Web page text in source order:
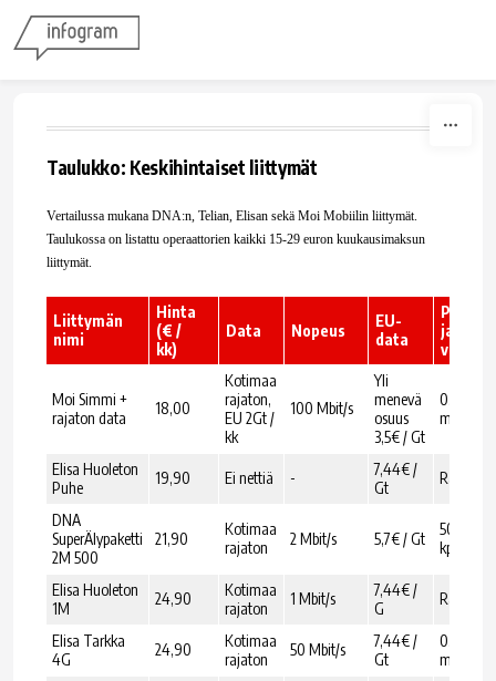
Taulukko: Keskihintaiset liittymät
Vertailussa mukana DNA:n, Telian, Elisan sekä Moi Mobiilin liittymät.
Taulukossa on listattu operaattorien kaikki 15-29 euron kuukausimaksun
liittymät.
Liittymän
nimi
Hinta
(€ /
kk)
Data Nopeus
EU-
data
Puhelut
ja
viestit
Moi Simmi +
rajaton data
18,00
Kotimaa
rajaton,
EU 2Gt /
kk
100 Mbit/s
Yli
menevä
osuus
3,5€ / Gt
0,055€ /
min ja kpl
Elisa Huoleton
Puhe
19,90 Ei nettiä -
7,44€ /
Gt
Rajaton
DNA
SuperÄlypaketti
2M 500
21,90
Kotimaa
rajaton
2 Mbit/s 5,7€ / Gt
500 min
kpl / kk
Elisa Huoleton
1M
24,90
Kotimaa
rajaton
1 Mbit/s
7,44€ /
G
Rajaton
Elisa Tarkka
4G
24,90
Kotimaa
rajaton
50 Mbit/s
7,44€ /
Gt
0,069€ /
min ja kpl